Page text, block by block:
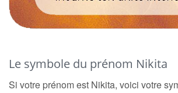
Le symbole du prénom Nikita
Si votre prénom est Nikita, voici votre